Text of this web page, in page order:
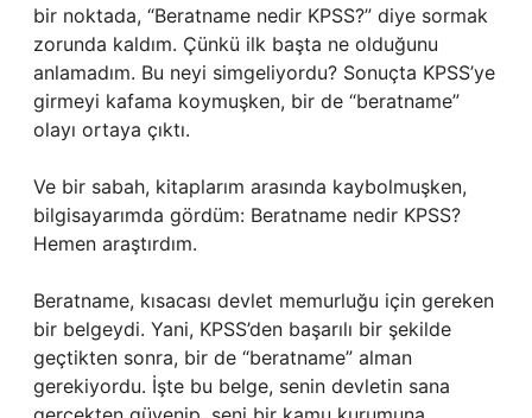
bir noktada, “Beratname nedir KPSS?” diye sormak
zorunda kaldım. Çünkü ilk başta ne olduğunu
anlamadım. Bu neyi simgeliyordu? Sonuçta KPSS’ye
girmeyi kafama koymuşken, bir de “beratname”
olayı ortaya çıktı.
Ve bir sabah, kitaplarım arasında kaybolmuşken,
bilgisayarımda gördüm: Beratname nedir KPSS?
Hemen araştırdım.
Beratname, kısacası devlet memurluğu için gereken
bir belgeydi. Yani, KPSS’den başarılı bir şekilde
geçtikten sonra, bir de “beratname” alman
gerekiyordu. İşte bu belge, senin devletin sana